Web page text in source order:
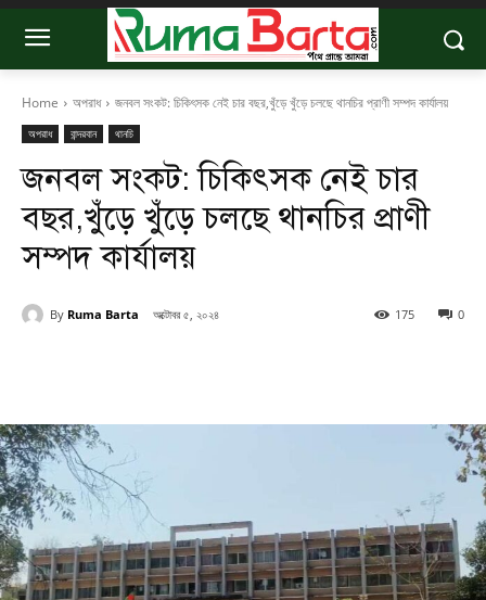
Home অপরাধ জনবল সংকট: চিকিৎসক নেই চার বছর,খুঁড়ে খুঁড়ে চলছে থানচির প্রাণী সম্পদ কার্যালয়
অপরাধ বান্দরবান থানচি
জনবল সংকট: চিকিৎসক নেই চার
বছর,খুঁড়ে খুঁড়ে চলছে থানচির প্রাণী
সম্পদ কার্যালয়
By Ruma Barta অক্টোবর ৫, ২০২৪ 0
175